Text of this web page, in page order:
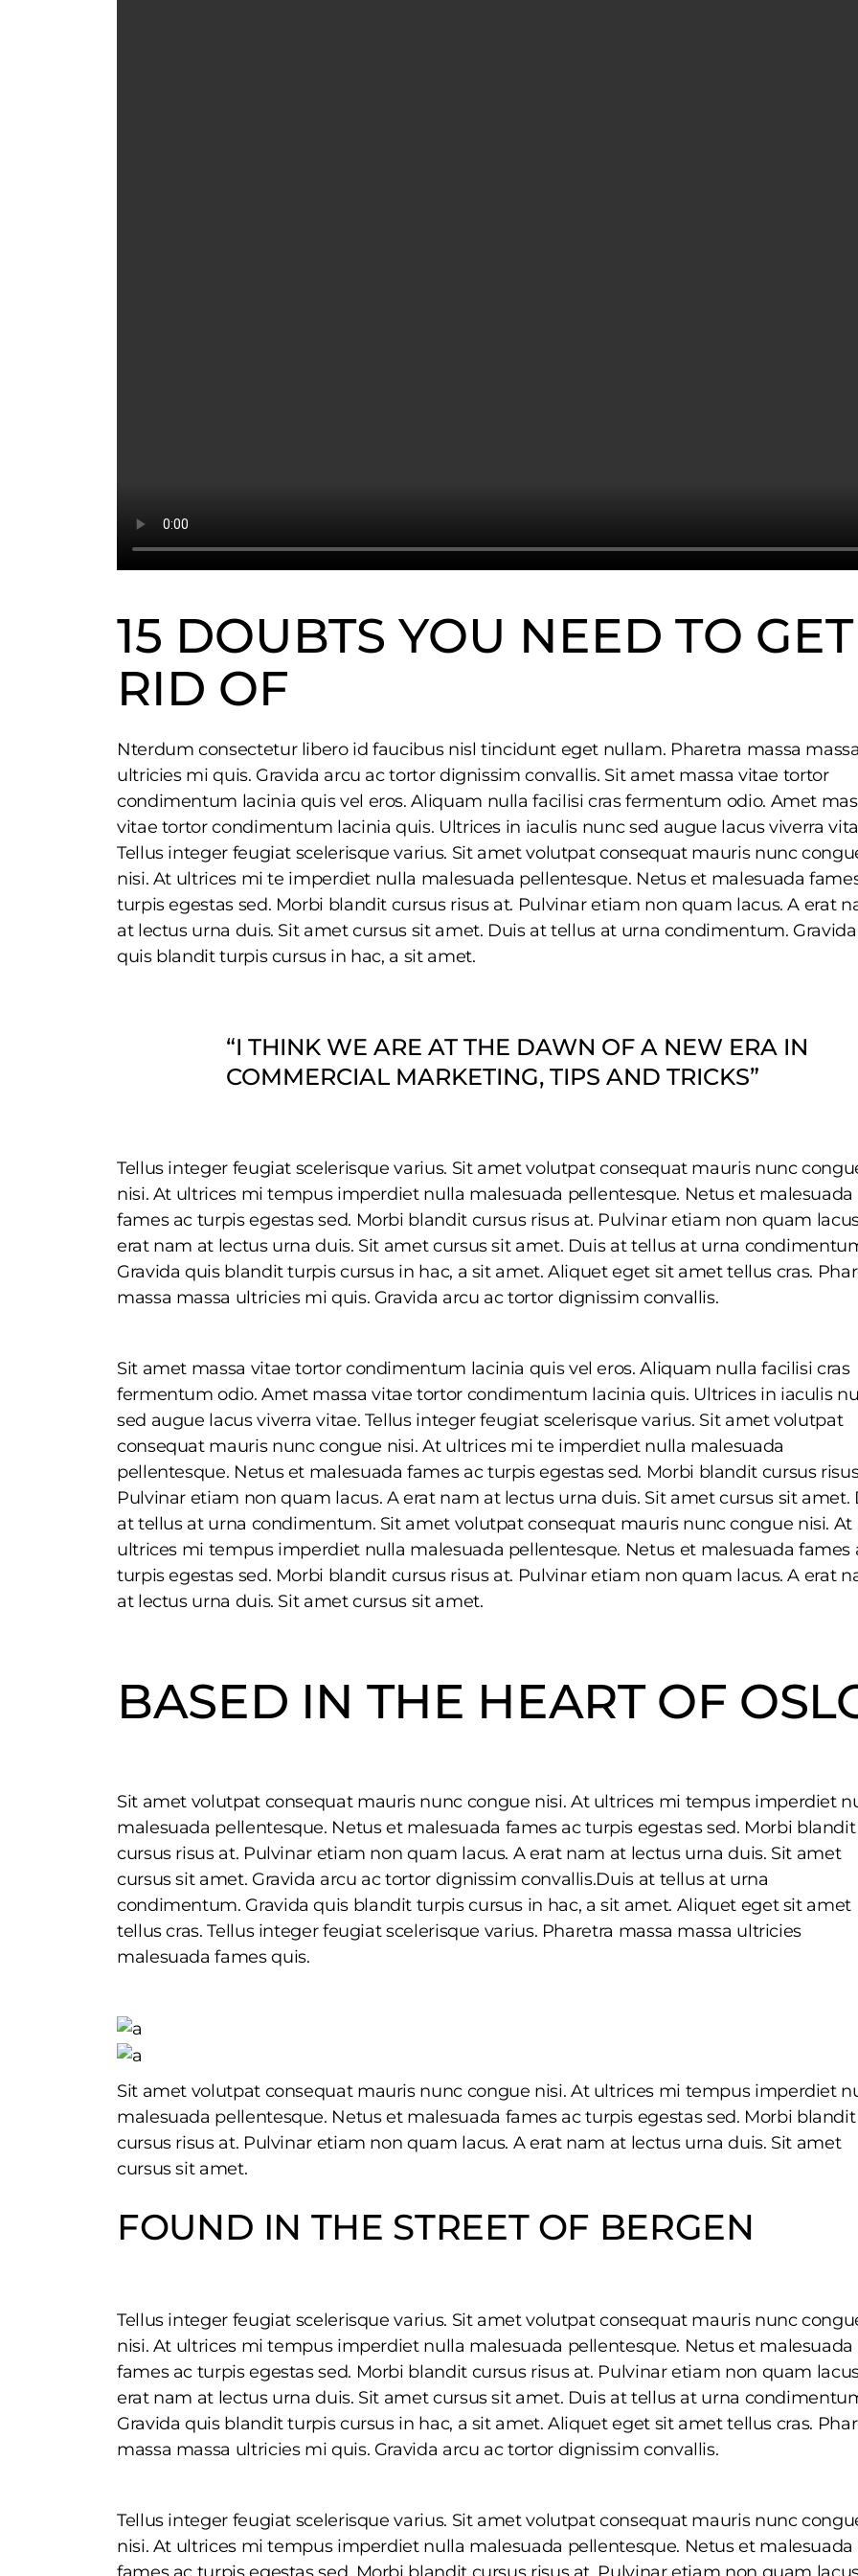
15 DOUBTS YOU NEED TO GET
RID OF
Nterdum consectetur libero id faucibus nisl tincidunt eget nullam. Pharetra massa massa
ultricies mi quis. Gravida arcu ac tortor dignissim convallis. Sit amet massa vitae tortor
condimentum lacinia quis vel eros. Aliquam nulla facilisi cras fermentum odio. Amet
vitae tortor condimentum lacinia quis. Ultrices in iaculis nunc sed augue lacus viverra
Tellus integer feugiat scelerisque varius. Sit amet volutpat consequat mauris nunc
nisi. At ultrices mi te imperdiet nulla malesuada pellentesque. Netus et malesuada
turpis egestas sed. Morbi blandit cursus risus at. Pulvinar etiam non quam lacus. A erat
at lectus urna duis. Sit amet cursus sit amet. Duis at tellus at urna condimentum. Gravida
quis blandit turpis cursus in hac, a sit amet.
“I THINK WE ARE AT THE DAWN OF A NEW ERA IN
COMMERCIAL MARKETING, TIPS AND TRICKS”
Tellus integer feugiat scelerisque varius. Sit amet volutpat consequat mauris nunc
nisi. At ultrices mi tempus imperdiet nulla malesuada pellentesque. Netus et malesuada
fames ac turpis egestas sed. Morbi blandit cursus risus at. Pulvinar etiam non quam
erat nam at lectus urna duis. Sit amet cursus sit amet. Duis at tellus at urna
Gravida quis blandit turpis cursus in hac, a sit amet. Aliquet eget sit amet tellus cras.
massa massa ultricies mi quis. Gravida arcu ac tortor dignissim convallis.
Sit amet massa vitae tortor condimentum lacinia quis vel eros. Aliquam nulla facilisi cras
fermentum odio. Amet massa vitae tortor condimentum lacinia quis. Ultrices in iaculis
sed augue lacus viverra vitae. Tellus integer feugiat scelerisque varius. Sit amet volutpat
consequat mauris nunc congue nisi. At ultrices mi te imperdiet nulla malesuada
pellentesque. Netus et malesuada fames ac turpis egestas sed. Morbi blandit cursus
Pulvinar etiam non quam lacus. A erat nam at lectus urna duis. Sit amet cursus sit amet.
at tellus at urna condimentum. Sit amet volutpat consequat mauris nunc congue nisi. At
ultrices mi tempus imperdiet nulla malesuada pellentesque. Netus et malesuada fames
turpis egestas sed. Morbi blandit cursus risus at. Pulvinar etiam non quam lacus. A erat
at lectus urna duis. Sit amet cursus sit amet.
BASED IN THE HEART OF
Sit amet volutpat consequat mauris nunc congue nisi. At ultrices mi tempus imperdiet
malesuada pellentesque. Netus et malesuada fames ac turpis egestas sed. Morbi blandit
cursus risus at. Pulvinar etiam non quam lacus. A erat nam at lectus urna duis. Sit amet
cursus sit amet. Gravida arcu ac tortor dignissim convallis.Duis at tellus at urna
condimentum. Gravida quis blandit turpis cursus in hac, a sit amet. Aliquet eget sit amet
tellus cras. Tellus integer feugiat scelerisque varius. Pharetra massa massa ultricies
malesuada fames quis.
Sit amet volutpat consequat mauris nunc congue nisi. At ultrices mi tempus imperdiet
malesuada pellentesque. Netus et malesuada fames ac turpis egestas sed. Morbi blandit
cursus risus at. Pulvinar etiam non quam lacus. A erat nam at lectus urna duis. Sit amet
cursus sit amet.
FOUND IN THE STREET OF BERGEN
Tellus integer feugiat scelerisque varius. Sit amet volutpat consequat mauris nunc
nisi. At ultrices mi tempus imperdiet nulla malesuada pellentesque. Netus et malesuada
fames ac turpis egestas sed. Morbi blandit cursus risus at. Pulvinar etiam non quam
erat nam at lectus urna duis. Sit amet cursus sit amet. Duis at tellus at urna
Gravida quis blandit turpis cursus in hac, a sit amet. Aliquet eget sit amet tellus cras.
massa massa ultricies mi quis. Gravida arcu ac tortor dignissim convallis.
Tellus integer feugiat scelerisque varius. Sit amet volutpat consequat mauris nunc
nisi. At ultrices mi tempus imperdiet nulla malesuada pellentesque. Netus et malesuada